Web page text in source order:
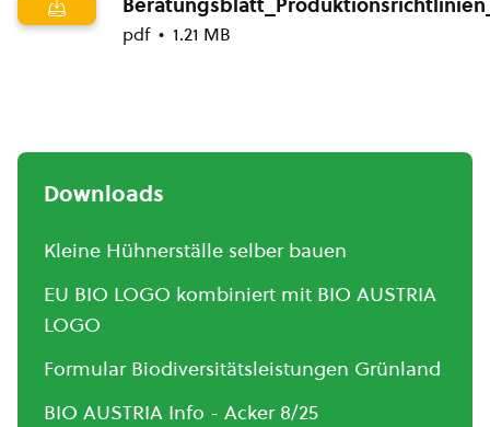
pdf 1.21 MB
Downloads
Kleine Hühnerställe selber bauen
EU BIO LOGO kombiniert mit BIO AUSTRIA
LOGO
Formular Biodiversitätsleistungen Grünland
BIO AUSTRIA Info - Acker 8/25